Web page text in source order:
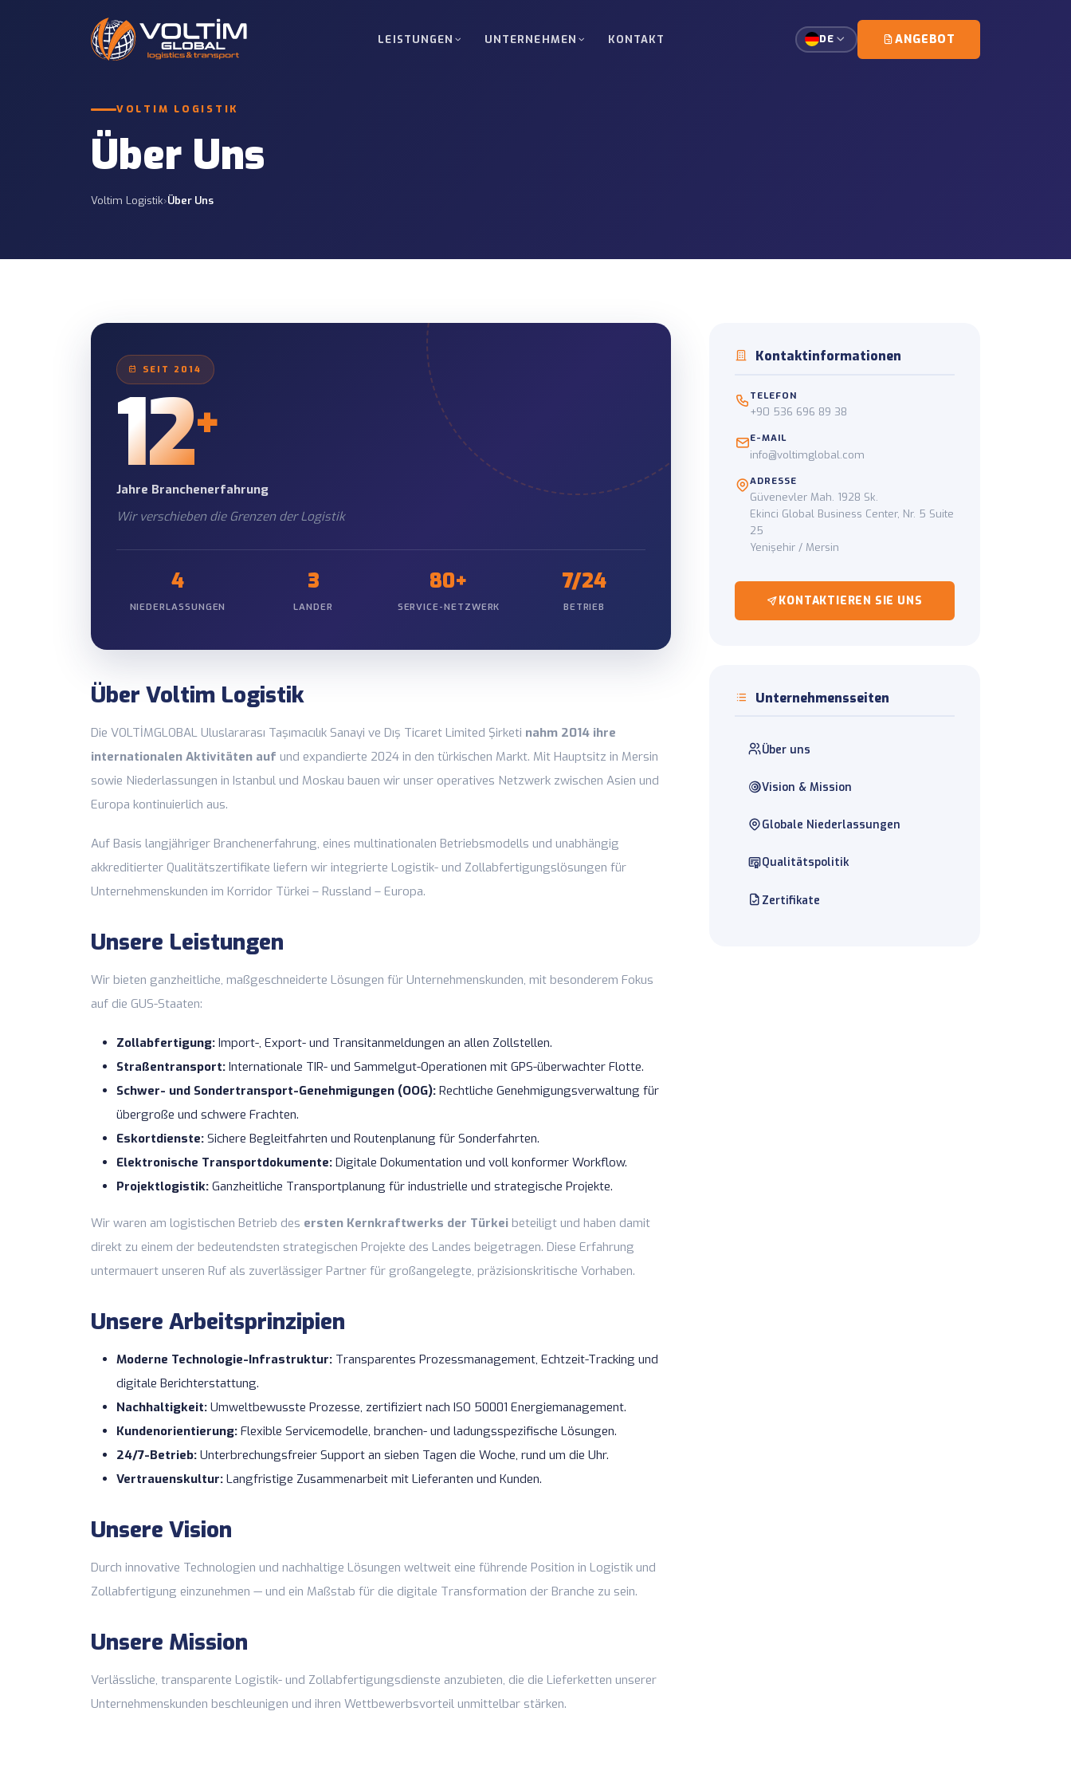
LEISTUNGEN
Straßentransport
Zollabfertigung
Zustellung von Häfen zu Lagern, Werken oder
Kran- & Gabelstapler-Operationen
Geräteunterstützte Be-/Entladung und Standortoperationen.
Positionsverfolgung und regelmäßiger Kunden-
Durchgängiges Management vom Abholpunkt zur
UNTERNEHMEN KONTAKT DE ANGEBOT
VOLTIM LOGISTIK
Über Uns
Voltim Logistik›Über Uns
SEIT 2014
12+
Jahre Branchenerfahrung
Wir verschieben die Grenzen der Logistik
4
NIEDERLASSUNGEN
3
LANDER
80+
SERVICE-NETZWERK
7/24
BETRIEB
Über Voltim Logistik
Die VOLTİMGLOBAL Uluslararası Taşımacılık Sanayi ve Dış Ticaret Limited Şirketi nahm 2014 ihre
internationalen Aktivitäten auf und expandierte 2024 in den türkischen Markt. Mit Hauptsitz in Mersin
sowie Niederlassungen in Istanbul und Moskau bauen wir unser operatives Netzwerk zwischen Asien und
Europa kontinuierlich aus.
Auf Basis langjähriger Branchenerfahrung, eines multinationalen Betriebsmodells und unabhängig
akkreditierter Qualitätszertifikate liefern wir integrierte Logistik- und Zollabfertigungslösungen für
Unternehmenskunden im Korridor Türkei – Russland – Europa.
Unsere Leistungen
Wir bieten ganzheitliche, maßgeschneiderte Lösungen für Unternehmenskunden, mit besonderem Fokus
auf die GUS-Staaten:
Zollabfertigung: Import-, Export- und Transitanmeldungen an allen Zollstellen.
Straßentransport: Internationale TIR- und Sammelgut-Operationen mit GPS-überwachter Flotte.
Schwer- und Sondertransport-Genehmigungen (OOG): Rechtliche Genehmigungsverwaltung für
übergroße und schwere Frachten.
Eskortdienste: Sichere Begleitfahrten und Routenplanung für Sonderfahrten.
Elektronische Transportdokumente: Digitale Dokumentation und voll konformer Workflow.
Projektlogistik: Ganzheitliche Transportplanung für industrielle und strategische Projekte.
Wir waren am logistischen Betrieb des ersten Kernkraftwerks der Türkei beteiligt und haben damit
direkt zu einem der bedeutendsten strategischen Projekte des Landes beigetragen. Diese Erfahrung
untermauert unseren Ruf als zuverlässiger Partner für großangelegte, präzisionskritische Vorhaben.
Unsere Arbeitsprinzipien
Moderne Technologie-Infrastruktur: Transparentes Prozessmanagement, Echtzeit-Tracking und
digitale Berichterstattung.
Nachhaltigkeit: Umweltbewusste Prozesse, zertifiziert nach ISO 50001 Energiemanagement.
Kundenorientierung: Flexible Servicemodelle, branchen- und ladungsspezifische Lösungen.
24/7-Betrieb: Unterbrechungsfreier Support an sieben Tagen die Woche, rund um die Uhr.
Vertrauenskultur: Langfristige Zusammenarbeit mit Lieferanten und Kunden.
Unsere Vision
Durch innovative Technologien und nachhaltige Lösungen weltweit eine führende Position in Logistik und
Zollabfertigung einzunehmen — und ein Maßstab für die digitale Transformation der Branche zu sein.
Unsere Mission
Verlässliche, transparente Logistik- und Zollabfertigungsdienste anzubieten, die die Lieferketten unserer
Unternehmenskunden beschleunigen und ihren Wettbewerbsvorteil unmittelbar stärken.
Kontaktinformationen
TELEFON
+90 536 696 89 38
E-MAIL
info@voltimglobal.com
ADRESSE
Güvenevler Mah. 1928 Sk.
Ekinci Global Business Center, Nr. 5 Suite
25
Yenişehir / Mersin
KONTAKTIEREN SIE UNS
Unternehmensseiten
Über uns
Vision & Mission
Globale Niederlassungen
Qualitätspolitik
Zertifikate